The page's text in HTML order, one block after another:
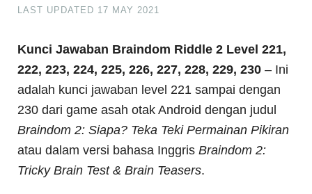
LAST UPDATED 17 MAY 2021
Kunci Jawaban Braindom Riddle 2 Level 221,
222, 223, 224, 225, 226, 227, 228, 229, 230 – Ini
adalah kunci jawaban level 221 sampai dengan
230 dari game asah otak Android dengan judul
Braindom 2: Siapa? Teka Teki Permainan Pikiran
atau dalam versi bahasa InggrisBraindom 2:
Tricky Brain Test & Brain Teasers.